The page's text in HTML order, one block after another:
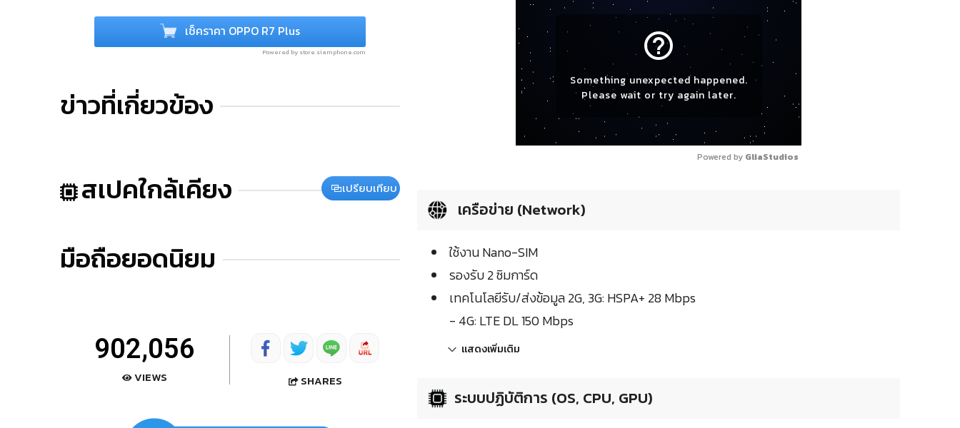
เช็คราคา OPPO R7 Plus
Powered by store.siamphone.com
ข่าวที่เกี่ยวข้อง
สเปคใกล้เคียง เปรียบเทียบ
มือถือยอดนิยม
902,056
VIEWS SHARES
help_outline
Something unexpected happened.
Please wait or try again later.
Powered by GliaStudios
เครือข่าย (Network)
ใช้งาน Nano-SIM
รองรับ 2 ซิมการ์ด
เทคโนโลยีรับ/ส่งข้อมูล 2G, 3G: HSPA+ 28 Mbps
- 4G: LTE DL 150 Mbps
แสดงเพิ่มเติม
ระบบปฏิบัติการ (OS, CPU, GPU)